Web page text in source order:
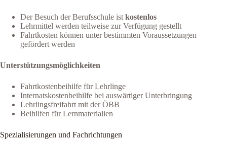
Der Besuch der Berufsschule ist kostenlos
Lehrmittel werden teilweise zur Verfügung gestellt
Fahrtkosten können unter bestimmten Voraussetzungen
gefördert werden
Unterstützungsmöglichkeiten
Fahrtkostenbeihilfe für Lehrlinge
Internatskostenbeihilfe bei auswärtiger Unterbringung
Lehrlingsfreifahrt mit der ÖBB
Beihilfen für Lernmaterialien
Spezialisierungen und Fachrichtungen